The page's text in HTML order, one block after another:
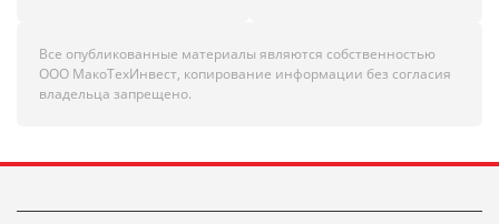
Все опубликованные материалы являются собственностью
ООО МакоТехИнвест, копирование информации без согласия
владельца запрещено.